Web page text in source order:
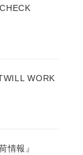
WORK
情報』